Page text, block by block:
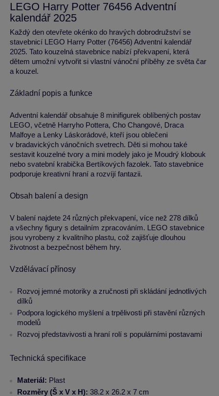
LEGO Harry Potter 76456 Adventní
kalendář 2025
Každý den otevřete okénko do hravých dobrodružství se
stavebnicí LEGO Harry Potter (76456) Adventní kalendář
2025. Tato kouzelná stavebnice nabízí překvapení, která
dětem umožní vytvořit si vlastní vánoční příběhy ze světa čar
a kouzel.
Základní popis a funkce
Adventní kalendář obsahuje 8 minifigurek oblíbených postav
LEGO, včetně Harryho Pottera, Cho Changové, Draca
Malfoye a Lenky Láskorádové, kteří jsou oblečeni
v bradavických vánočních svetrech. Děti si mohou také
sestavit kouzelné tvory a mini modely jako je Moudrý klobouk
nebo svatební krabička Bertíkových fazolek. Tato stavebnice
podporuje kreativní hraní a rozvíjí fantazii.
Obsah balení a design
V balení najdete 24 různých překvapení, více než 278 dílků
a všechny figury s detailním zpracováním. LEGO stavebnice
jsou vyrobeny z kvalitního plastu, což zajišťuje dlouhou
životnost a bezpečnost během hry.
Vzdělávací přínosy
Rozvoj jemné motoriky a zručnosti při skládání jednotlivých
dílků
Podpora logického myšlení a trpělivosti při stavění různých
modelů
Rozvoj představivosti a hraní rolí s populárními postavami
Technická specifikace
Materiál: Plast
Rozměry (Š x V x H): 38.2 x 26.2 x 7 cm